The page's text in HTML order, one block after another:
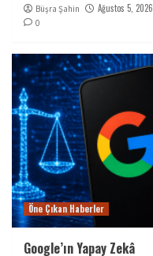
Büşra Şahin Ağustos 5, 2026
0
Öne Çıkan Haberler
Google’ın Yapay Zekâ